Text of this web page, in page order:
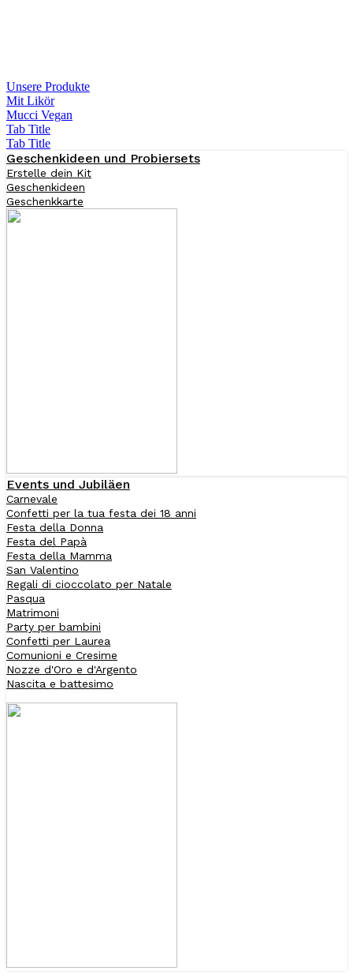
Unsere Produkte
Mit Likör
Mucci Vegan
Tab Title
Tab Title
Geschenkideen und Probiersets
Erstelle dein Kit
Geschenkideen
Geschenkkarte
Events und Jubiläen
Carnevale
Confetti per la tua festa dei 18 anni
Festa della Donna
Festa del Papà
Festa della Mamma
San Valentino
Regali di cioccolato per Natale
Pasqua
Matrimoni
Party per bambini
Confetti per Laurea
Comunioni e Cresime
Nozze d'Oro e d'Argento
Nascita e battesimo